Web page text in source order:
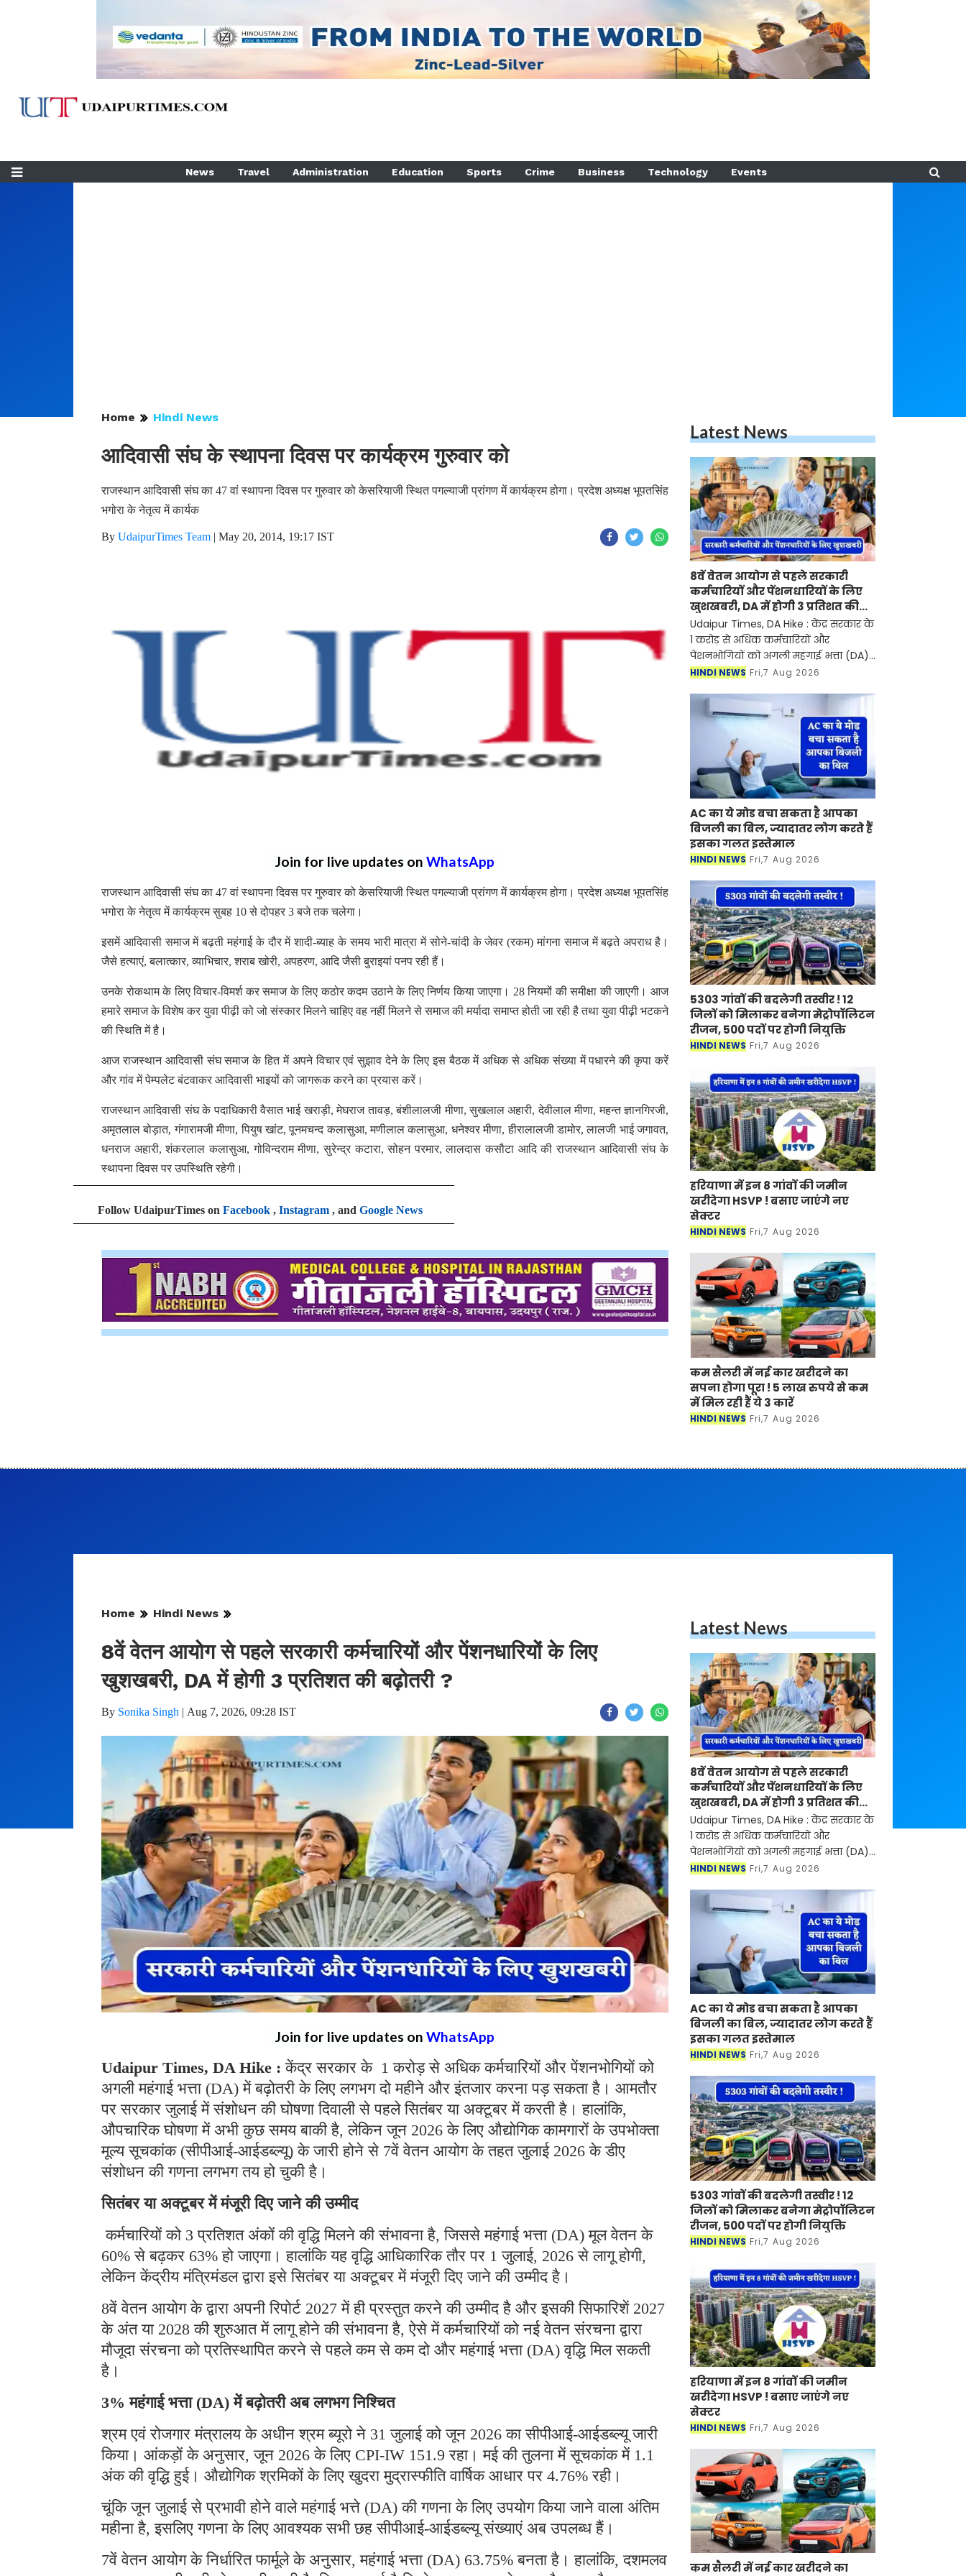
News Travel Administration Education Sports Crime Business Technology Events
Home Hindi News
आदिवासी संघ के स्थापना दिवस पर कार्यक्रम गुरुवार को
राजस्थान आदिवासी संघ का 47 वां स्थापना दिवस पर गुरुवार को केसरियाजी स्थित पगल्याजी प्रांगण में कार्यक्रम होगा। प्रदेश अध्यक्ष भूपतसिंह
भगोरा के नेतृत्व में कार्यक
By UdaipurTimes Team | May 20, 2014, 19:17 IST
Join for live updates on WhatsApp
राजस्थान आदिवासी संघ का 47 वां स्थापना दिवस पर गुरुवार को केसरियाजी स्थित पगल्याजी प्रांगण में कार्यक्रम होगा। प्रदेश अध्यक्ष भूपतसिंह
भगोरा के नेतृत्व में कार्यक्रम सुबह 10 से दोपहर 3 बजे तक चलेगा।
इसमें आदिवासी समाज में बढ़ती महंगाई के दौर में शादी-ब्याह के समय भारी मात्रा में सोने-चांदी के जेवर (रकम) मांगना समाज में बढ़ते अपराध है।
जैसे हत्याएं, बलात्कार, व्याभिचार, शराब खोरी, अपहरण, आदि जैसी बुराइयां पनप रही हैं।
उनके रोकथाम के लिए विचार-विमर्श कर समाज के लिए कठोर कदम उठाने के लिए निर्णय किया जाएगा। 28 नियमों की समीक्षा की जाएगी। आज
हमारे समाज के विशेष कर युवा पीढ़ी को जो संस्कार मिलने चाहिए वह नहीं मिलने से समाज की मर्यादा समाप्त होती जा रही है तथा युवा पीढ़ी भटकने
की स्थिति में है।
आज राजस्थान आदिवासी संघ समाज के हित में अपने विचार एवं सुझाव देने के लिए इस बैठक में अधिक से अधिक संख्या में पधारने की कृपा करें
और गांव में पेम्पलेट बंटवाकर आदिवासी भाइयों को जागरूक करने का प्रयास करें।
राजस्थान आदिवासी संघ के पदाधिकारी वैसात भाई खराड़ी, मेघराज तावड़, बंशीलालजी मीणा, सुखलाल अहारी, देवीलाल मीणा, महन्त ज्ञानगिरजी,
अमृतलाल बोड़ात, गंगारामजी मीणा, पियुष खांट, पूनमचन्द कलासुआ, मणीलाल कलासुआ, धनेश्वर मीणा, हीरालालजी डामोर, लालजी भाई जगावत,
धनराज अहारी, शंकरलाल कलासुआ, गोविन्दराम मीणा, सुरेन्द्र कटारा, सोहन परमार, लालदास कसौटा आदि की राजस्थान आदिवासी संघ के
स्थापना दिवस पर उपस्थिति रहेगी।
Follow UdaipurTimes on Facebook , Instagram , and Google News
Latest News
8वें वेतन आयोग से पहले सरकारी
कर्मचारियों और पेंशनधारियों के लिए
खुशखबरी, DA में होगी 3 प्रतिशत की
बढ़ोतरी ?
Udaipur Times, DA Hike : केंद्र सरकार के
1 करोड़ से अधिक कर्मचारियों और
पेंशनभोगियों को अगली महंगाई भत्ता (DA)
में बढ़ोतरी के लिए लगभग दो महीने और
सरकार जुलाई में सं
HINDI NEWS Fri,7 Aug 2026
AC का ये मोड बचा सकता है आपका
बिजली का बिल, ज्यादातर लोग करते हैं
इसका गलत इस्तेमाल
HINDI NEWS Fri,7 Aug 2026
5303 गांवों की बदलेगी तस्वीर ! 12
जिलों को मिलाकर बनेगा मेट्रोपॉलिटन
रीजन, 500 पदों पर होगी नियुक्ति
HINDI NEWS Fri,7 Aug 2026
हरियाणा में इन 8 गांवों की जमीन
खरीदेगा HSVP ! बसाए जाएंगे नए
सेक्टर
HINDI NEWS Fri,7 Aug 2026
कम सैलरी में नई कार खरीदने का
सपना होगा पूरा ! 5 लाख रुपये से कम
में मिल रही हैं ये 3 कारें
HINDI NEWS Fri,7 Aug 2026
Home Hindi News
8वें वेतन आयोग से पहले सरकारी कर्मचारियों और पेंशनधारियों के लिए
खुशखबरी, DA में होगी 3 प्रतिशत की बढ़ोतरी ?
By Sonika Singh | Aug 7, 2026, 09:28 IST
Join for live updates on WhatsApp
Udaipur Times, DA Hike :केंद्र सरकार के 1 करोड़ से अधिक कर्मचारियों और पेंशनभोगियों को
अगली महंगाई भत्ता (DA) में बढ़ोतरी के लिए लगभग दो महीने और इंतजार करना पड़ सकता है। आमतौर
पर सरकार जुलाई में संशोधन की घोषणा दिवाली से पहले सितंबर या अक्टूबर में करती है। हालांकि,
औपचारिक घोषणा में अभी कुछ समय बाकी है, लेकिन जून 2026 के लिए औद्योगिक कामगारों के उपभोक्ता
मूल्य सूचकांक (सीपीआई-आईडब्ल्यू) के जारी होने से 7वें वेतन आयोग के तहत जुलाई 2026 के डीए
संशोधन की गणना लगभग तय हो चुकी है।
सितंबर या अक्टूबर में मंजूरी दिए जाने की उम्मीद
कर्मचारियों को 3 प्रतिशत अंकों की वृद्धि मिलने की संभावना है, जिससे महंगाई भत्ता (DA) मूल वेतन के
60% से बढ़कर 63% हो जाएगा। हालांकि यह वृद्धि आधिकारिक तौर पर 1 जुलाई, 2026 से लागू होगी,
लेकिन केंद्रीय मंत्रिमंडल द्वारा इसे सितंबर या अक्टूबर में मंजूरी दिए जाने की उम्मीद है।
8वें वेतन आयोग के द्वारा अपनी रिपोर्ट 2027 में ही प्रस्तुत करने की उम्मीद है और इसकी सिफारिशें 2027
के अंत या 2028 की शुरुआत में लागू होने की संभावना है, ऐसे में कर्मचारियों को नई वेतन संरचना द्वारा
मौजूदा संरचना को प्रतिस्थापित करने से पहले कम से कम दो और महंगाई भत्ता (DA) वृद्धि मिल सकती
है।
3% महंगाई भत्ता (DA) में बढ़ोतरी अब लगभग निश्चित
श्रम एवं रोजगार मंत्रालय के अधीन श्रम ब्यूरो ने 31 जुलाई को जून 2026 का सीपीआई-आईडब्ल्यू जारी
किया। आंकड़ों के अनुसार, जून 2026 के लिए CPI-IW 151.9 रहा। मई की तुलना में सूचकांक में 1.1
अंक की वृद्धि हुई। औद्योगिक श्रमिकों के लिए खुदरा मुद्रास्फीति वार्षिक आधार पर 4.76% रही।
चूंकि जून जुलाई से प्रभावी होने वाले महंगाई भत्ते (DA) की गणना के लिए उपयोग किया जाने वाला अंतिम
महीना है, इसलिए गणना के लिए आवश्यक सभी छह सीपीआई-आईडब्ल्यू संख्याएं अब उपलब्ध हैं।
7वें वेतन आयोग के निर्धारित फार्मूले के अनुसार, महंगाई भत्ता (DA) 63.75% बनता है। हालांकि, दशमलव
Latest News
8वें वेतन आयोग से पहले सरकारी
कर्मचारियों और पेंशनधारियों के लिए
खुशखबरी, DA में होगी 3 प्रतिशत की
बढ़ोतरी ?
Udaipur Times, DA Hike : केंद्र सरकार के
1 करोड़ से अधिक कर्मचारियों और
पेंशनभोगियों को अगली महंगाई भत्ता (DA)
में बढ़ोतरी के लिए लगभग दो महीने और
सरकार जुलाई में सं
HINDI NEWS Fri,7 Aug 2026
AC का ये मोड बचा सकता है आपका
बिजली का बिल, ज्यादातर लोग करते हैं
इसका गलत इस्तेमाल
HINDI NEWS Fri,7 Aug 2026
5303 गांवों की बदलेगी तस्वीर ! 12
जिलों को मिलाकर बनेगा मेट्रोपॉलिटन
रीजन, 500 पदों पर होगी नियुक्ति
HINDI NEWS Fri,7 Aug 2026
हरियाणा में इन 8 गांवों की जमीन
खरीदेगा HSVP ! बसाए जाएंगे नए
सेक्टर
HINDI NEWS Fri,7 Aug 2026
कम सैलरी में नई कार खरीदने का